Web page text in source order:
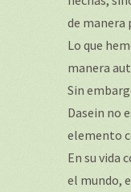
de manera
Lo que
manera
Sin
Dasein no
elemento
En su vida
el mundo,